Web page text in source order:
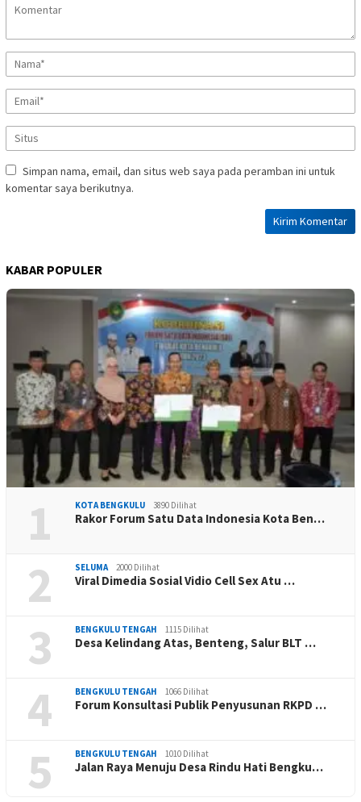
Simpan nama, email, dan situs web saya pada peramban ini untuk
komentar saya berikutnya.
KABAR POPULER
1 KOTA BENGKULU 3890 Dilihat
Rakor Forum Satu Data Indonesia Kota Ben…
2 SELUMA 2000 Dilihat
Viral Dimedia Sosial Vidio Cell Sex Atu …
3 BENGKULU TENGAH 1115 Dilihat
Desa Kelindang Atas, Benteng, Salur BLT …
4 BENGKULU TENGAH 1066 Dilihat
Forum Konsultasi Publik Penyusunan RKPD …
5 BENGKULU TENGAH 1010 Dilihat
Jalan Raya Menuju Desa Rindu Hati Bengku…